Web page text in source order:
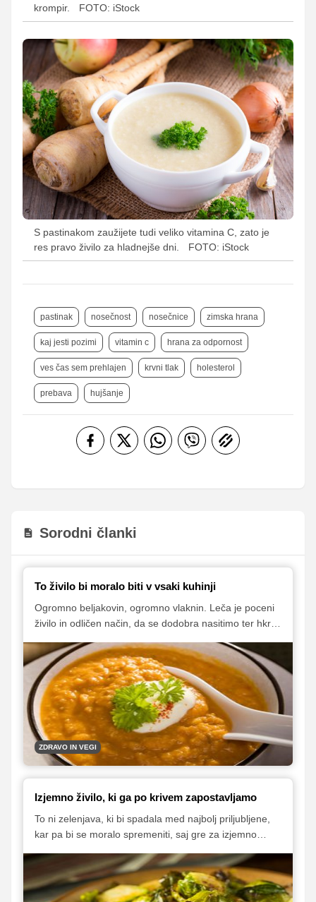
krompir.
FOTO: iStock
S pastinakom zaužijete tudi veliko vitamina C, zato je
res pravo živilo za hladnejše dni.
FOTO: iStock
pastinak nosečnost nosečnice zimska hrana
kaj jesti pozimi vitamin c hrana za odpornost
ves čas sem prehlajen krvni tlak holesterol
prebava hujšanje
Sorodni članki
To živilo bi moralo biti v vsaki kuhinji
Ogromno beljakovin, ogromno vlaknin. Leča je poceni
živilo in odličen način, da se dodobra nasitimo ter hkrati
okusna in jo lahko dodamo k številnim jedem – od rižot
do solat in mehiških specialitet. Ob hladnejših večerih
pa se seveda še kako prileže topla lečina enolončnica,
ki jo lahko obogatimo z zelenjavo.
ZDRAVO IN VEGI
Izjemno živilo, ki ga po krivem zapostavljamo
To ni zelenjava, ki bi spadala med najbolj priljubljene,
kar pa bi se moralo spremeniti, saj gre za izjemno
ogromno hranil, ki jih potrebujemo. Poleg tega gre za
nizkokalorično živilo, ki si ga torej brez skrbi lahko
privoščijo tudi tisti, ki poskušajo izgubiti kakšen